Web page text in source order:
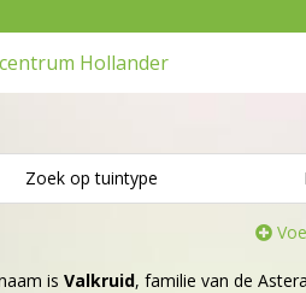
Hollander
Zoek op tuintype
is Valkruid, familie van de